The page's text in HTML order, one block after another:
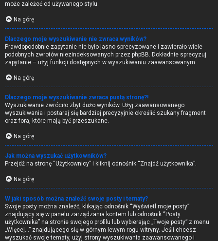
może zależeć od używanego stylu.
Na górę
Dlaczego moje wyszukiwanie nie zwraca wyników?
Prawdopodobnie zapytanie nie było jasno sprecyzowane i zawierało wiele
podobnych zwrotów niezindeksowanych przez phpBB. Dokładnie sprecyzuj
zapytanie – użyj funkcji dostępnych w wyszukiwaniu zaawansowanym.
Na górę
Dlaczego moje wyszukiwanie zwraca pustą stronę?!
Wyszukiwanie zwróciło zbyt dużo wyników. Użyj zaawansowanego
wyszukiwania i postaraj się bardziej precyzyjnie określić szukany fragment
oraz fora, które mają być przeszukane.
Na górę
Jak można wyszukać użytkowników?
Przejdź na stronę “Użytkownicy” i kliknij odnośnik “Znajdź użytkownika”.
Na górę
W jaki sposób można znaleźć swoje posty i tematy?
Swoje posty można znaleźć, klikając odnośnik “Wyświetl moje posty”
znajdujący się w panelu zarządzania kontem lub odnośnik “Posty
użytkownika” na stronie swojego profilu lub wybierając „Twoje posty” z menu
„Więcej…” znajdującego się w górnym lewym rogu witryny. Jeśli chcesz
wyszukać swoje tematy, użyj strony wyszukiwania zaawansowanego i